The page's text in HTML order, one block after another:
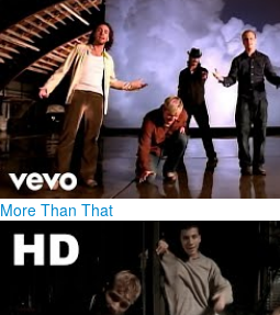
More Than That